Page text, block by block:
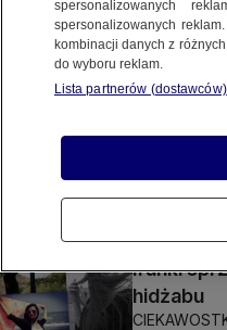
Pluszowy
przygodę
CIEKAWOSTKI
Belly
Iranki
hidżabu
spersonalizowanych
spersonalizowanych
kombinacji danych z
do wyboru reklam.
Lista partnerów (dostawców)